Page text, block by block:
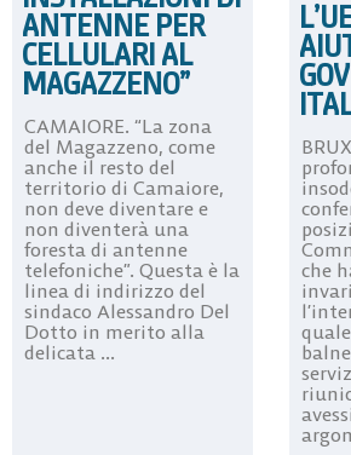
ANTENNE PER
CELLULARI AL
MAGAZZENO”
CAMAIORE. “La zona
del Magazzeno, come
anche il resto del
territorio di Camaiore,
non deve diventare e
non diventerà una
foresta di antenne
telefoniche”. Questa è la
linea di indirizzo del
sindaco Alessandro Del
Dotto in merito alla
delicata ...
che